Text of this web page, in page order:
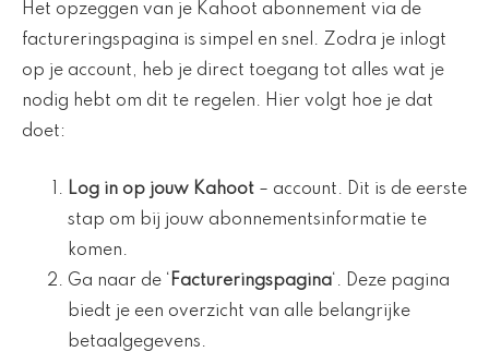
Het opzeggen van je Kahoot abonnement via de
factureringspagina is simpel en snel. Zodra je inlogt
op je account, heb je direct toegang tot alles wat je
nodig hebt om dit te regelen. Hier volgt hoe je dat
doet:
Log in op jouw Kahoot – account. Dit is de eerste
stap om bij jouw abonnementsinformatie te
komen.
Ga naar de ‘
Factureringspagina ‘. Deze pagina
biedt je een overzicht van alle belangrijke
betaalgegevens.